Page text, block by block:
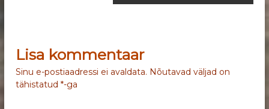
i
g
Lisa kommentaar
Sinu e-postiaadressi ei avaldata. Nõutavad väljad on
tähistatud*-ga